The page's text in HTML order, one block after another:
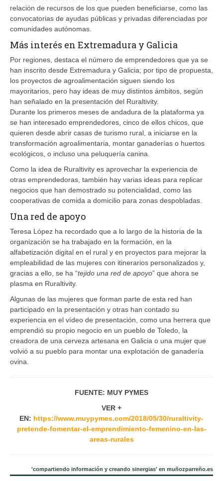
relación de recursos de los que pueden beneficiarse, como las
convocatorias de ayudas públicas y privadas diferenciadas por
comunidades autónomas.
Más interés en Extremadura y Galicia
Por regiones, destaca el número de emprendedores que ya se
han inscrito desde Extremadura y Galicia; por tipo de propuesta,
los proyectos de agroalimentación siguen siendo los
mayoritarios, pero hay ideas de muy distintos ámbitos, según
han señalado en la presentación del Ruraltivity.
Durante los primeros meses de andadura de la plataforma ya
se han interesado emprendedores, cinco de ellos chicos, que
quieren desde abrir casas de turismo rural, a iniciarse en la
transformación agroalimentaria, montar ganaderías o huertos
ecológicos, o incluso una peluquería canina.
Como la idea de Ruraltivity es aprovechar la experiencia de
otras emprendedoras, también hay varias ideas para replicar
negocios que han demostrado su potencialidad, como las
cooperativas de comida a domicilio para zonas despobladas.
Una red de apoyo
Teresa López ha recordado que a lo largo de la historia de la
organización se ha trabajado en la formación, en la
alfabetización digital en el rural y en proyectos para mejorar la
empleabilidad de las mujeres con itinerarios personalizados y,
gracias a ello, se ha “tejido una red de apoyo” que ahora se
plasma en Ruraltivity.
Algunas de las mujeres que forman parte de esta red han
participado en la presentación y otras han contado su
experiencia en el vídeo de presentación, como una herrera que
emprendió su propio negocio en un pueblo de Toledo, la
creadora de una cerveza artesana en Galicia o una mujer que
volvió a su pueblo para montar una explotación de ganadería
ovina.
FUENTE: MUY PYMES
VER +
EN: https://www.muypymes.com/2018/05/30/ruraltivity-
pretende-fomentar-el-emprendimiento-femenino-en-las-
areas-rurales
'compartiendo información y creando sinergias' en muñozparreño.es